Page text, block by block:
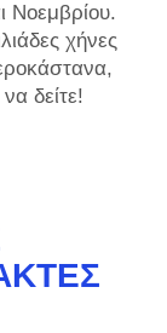
Νοεμβρίου.
χήνες
δείτε!